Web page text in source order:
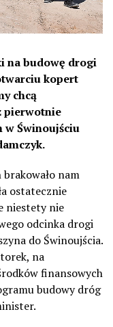
na budowę drogi
kopert
chcą
pierwotnie
w Świnoujściu
nam
ostatecznie
niestety nie
odcinka drogi
do Świnoujścia.
na
finansowych
budowy dróg